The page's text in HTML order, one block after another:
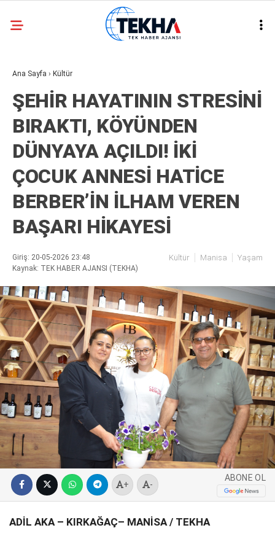
WhatsApp İhbar
Hattı
Facebook
Instagram
22.9
ASAYIŞ
GÜNDEM
GENEL
EKONOMI
POLITIKA
SIYASET
METEOROLOJI
SPOR
SERVISLER
Ana Sayfa › Kültür
ŞEHİR HAYATININ STRESİNİ
BIRAKTI, KÖYÜNDEN
DÜNYAYA AÇILDI! İKİ
ÇOCUK ANNESİ HATİCE
BERBER’İN İLHAM VEREN
BAŞARI HİKAYESİ
Giriş: 20-05-2026 23:48
Kaynak: TEK HABER AJANSI (TEKHA)
Kültür Manisa Yaşam
+ -
ABONE OL
ADİL AKA – KIRKAĞAÇ– MANİSA / TEKHA